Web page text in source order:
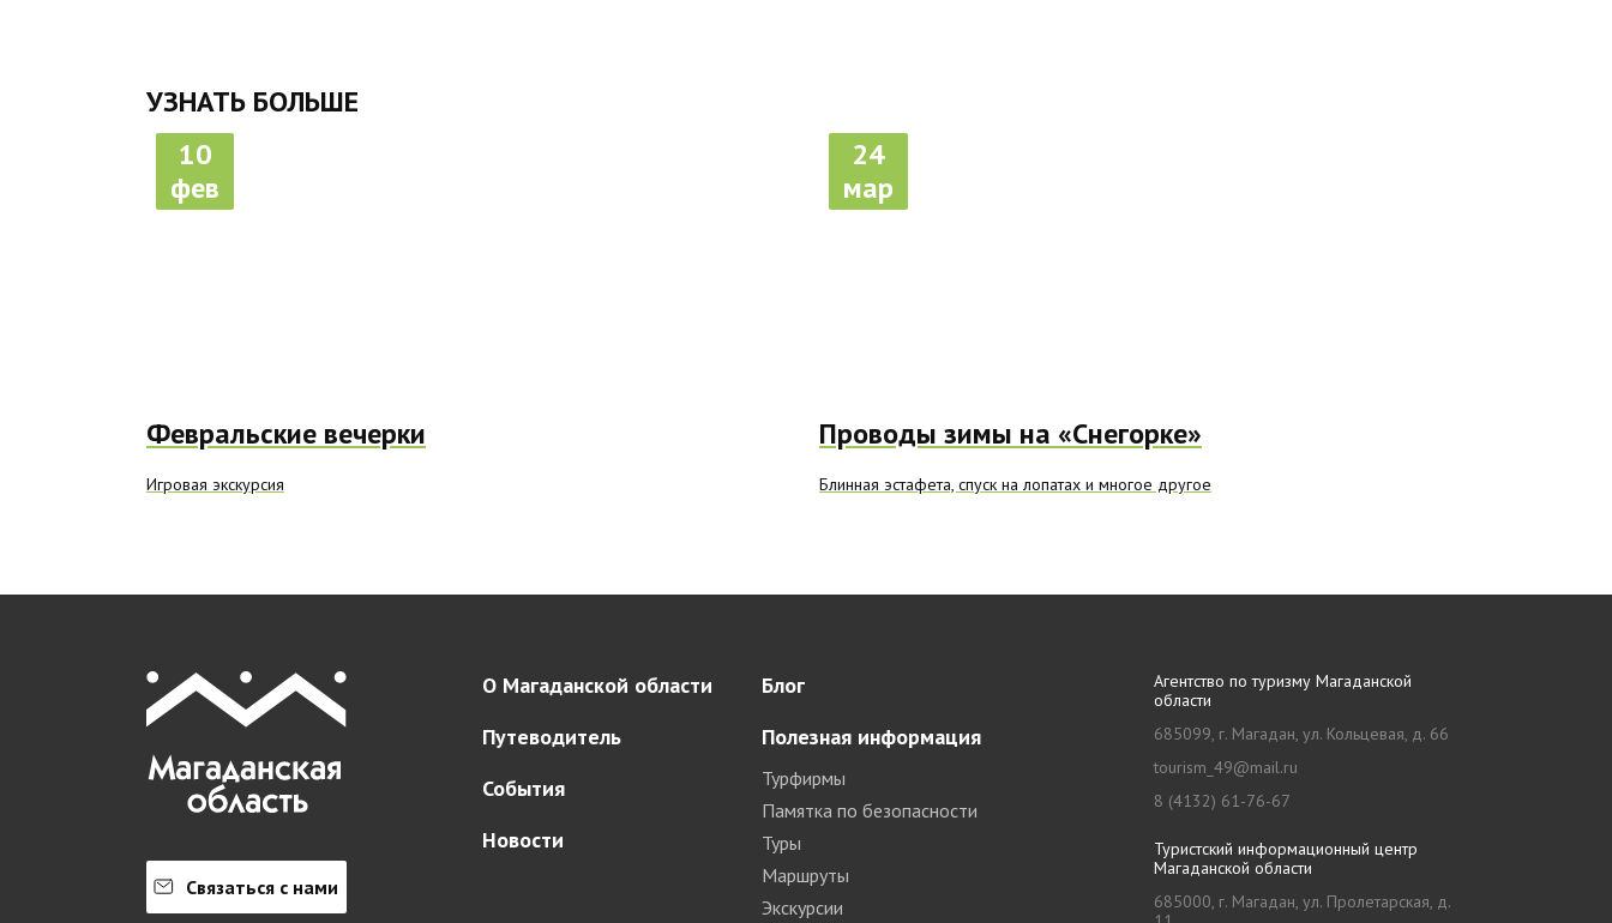
УЗНАТЬ БОЛЬШЕ
10
фев
Февральские вечерки
Игровая экскурсия
24
мар
Проводы зимы на «Снегорке»
Блинная эстафета, спуск на лопатах и многое другое
Связаться с нами
О Магаданской области
Путеводитель
События
Новости
Блог
Полезная информация
Турфирмы
Памятка по безопасности
Туры
Маршруты
Экскурсии
Агентство по туризму Магаданской
области
685099, г. Магадан, ул. Кольцевая, д. 66
tourism_49@mail.ru
8 (4132) 61-76-67
Туристский информационный центр
Магаданской области
685000, г. Магадан, ул. Пролетарская, д.